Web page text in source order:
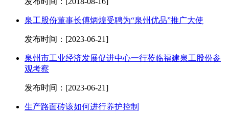
泉工股份董事长傅炳煌受聘为“泉州优品”推广大使
发布时间：[2023-06-21]
泉州市工业经济发展促进中心一行莅临福建泉工股份参
观考察
发布时间：[2023-06-21]
生产路面砖该如何进行养护控制